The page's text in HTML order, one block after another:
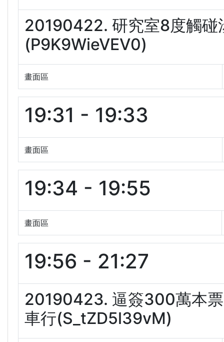
20190422. 研究室8度觸碰
(P9K9WieVEV0)
畫面區
19:31 - 19:33
畫面區
19:34 - 19:55
畫面區
19:56 - 21:27
20190423. 逼簽300萬本
車行(S_tZD5l39vM)